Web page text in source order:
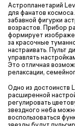
Астропланетарий
для фанатов
забавной фигурки
возрастов. Прибор
формирует
за красочные
настраивать. Пульт
управлять
Это отличная
релаксации,
Одно из достоинств
расширенной
регулировать
звездного неба
воспользоваться
звезды будут